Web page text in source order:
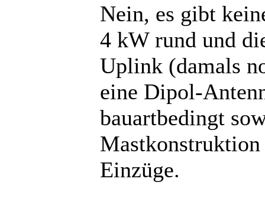
Nein, es gibt
4 kW rund und
Uplink (damals
eine Dipol-
bauartbedingt
Einzüge.